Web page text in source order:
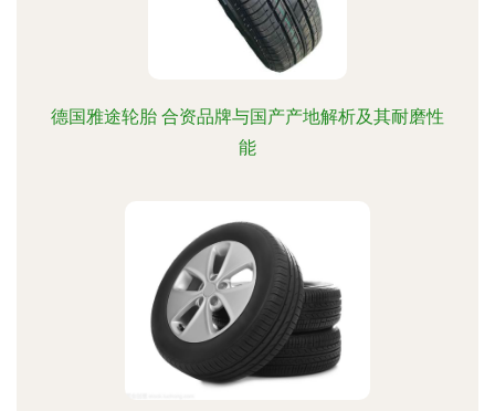
德国雅途轮胎 合资品牌与国产产地解析及其耐磨性
能